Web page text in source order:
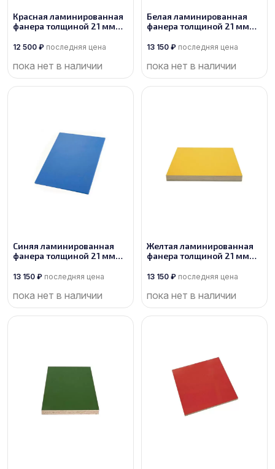
Красная ламинированная
фанера толщиной 21 мм
1/1
12 500 ₽ последняя цена
пока нет в наличии
Белая ламинированная
фанера толщиной 21 мм
1/1
13 150 ₽ последняя цена
пока нет в наличии
Синяя ламинированная
фанера толщиной 21 мм
1/1
13 150 ₽ последняя цена
пока нет в наличии
Желтая ламинированная
фанера толщиной 21 мм
1/1
13 150 ₽ последняя цена
пока нет в наличии